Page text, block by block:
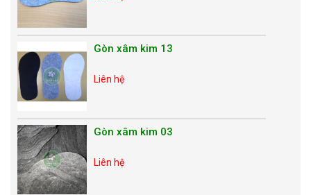
Gòn xâm kim 13
Liên hệ
Gòn xâm kim 03
Liên hệ